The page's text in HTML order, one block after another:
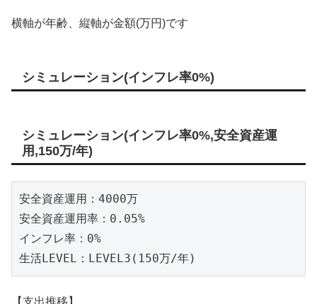
横軸が年齢、縦軸が金額(万円)です
シミュレーション(インフレ率0%)
シミュレーション(インフレ率0%,安全資産運
用,150万/年)
安全資産運用：4000万
安全資産運用率：0.05%
インフレ率：0%
生活LEVEL：LEVEL3(150万/年)